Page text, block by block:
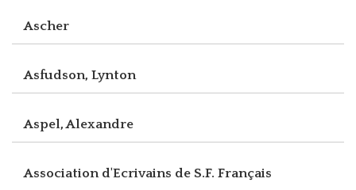
Ascher
Asfudson, Lynton
Aspel, Alexandre
Association d'Ecrivains de S.F. Français